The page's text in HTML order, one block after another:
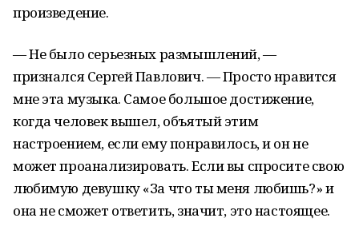
произведение.
— Не было серьезных размышлений, —
признался Сергей Павлович. — Просто нравится
мне эта музыка. Самое большое достижение,
когда человек вышел, объятый этим
настроением, если ему понравилось, и он не
может проанализировать. Если вы спросите свою
любимую девушку «За что ты меня любишь?» и
она не сможет ответить, значит, это настоящее.